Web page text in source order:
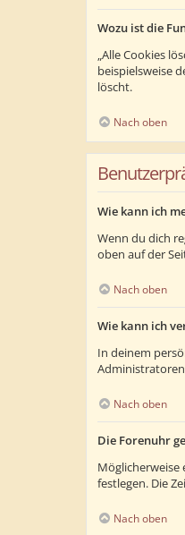
Wozu ist die
„Alle Cookies
beispielsweise
löscht.
Nach oben
Wie kann ich
Wenn du dich
oben auf der
Nach oben
Wie kann ich
In deinem
Nach oben
Die Forenuhr
Möglicherweise
festlegen. Die
Nach oben